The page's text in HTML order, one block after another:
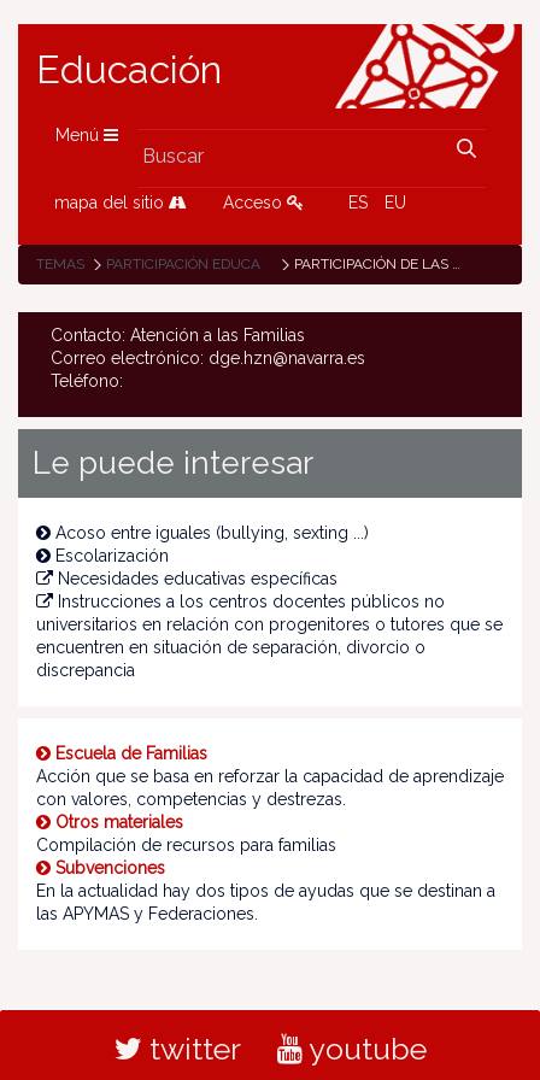
Educación
Menú
mapa del sitio Acceso ES EU
TEMAS PARTICIPACIÓN EDUCATIVA PARTICIPACIÓN DE LAS FAMILIAS
Contacto: Atención a las Familias
Correo electrónico: dge.hzn@navarra.es
Teléfono:
Le puede interesar
Acoso entre iguales (bullying, sexting ...)
Escolarización
Necesidades educativas específicas
Instrucciones a los centros docentes públicos no
universitarios en relación con progenitores o tutores que se
encuentren en situación de separación, divorcio o
discrepancia
Escuela de Familias
Acción que se basa en reforzar la capacidad de aprendizaje
con valores, competencias y destrezas.
Otros materiales
Compilación de recursos para familias
Subvenciones
En la actualidad hay dos tipos de ayudas que se destinan a
las APYMAS y Federaciones.
twitter youtube